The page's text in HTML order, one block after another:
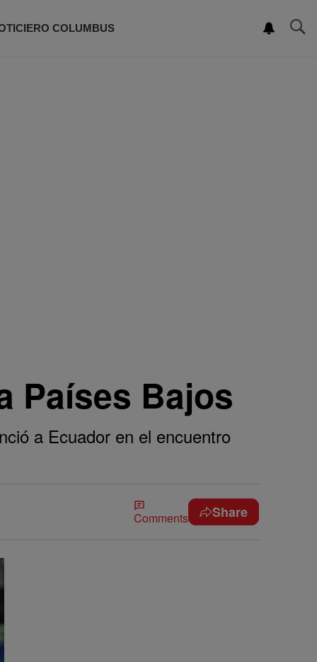
COLUMBUS
Países Bajos
a Ecuador en el encuentro
Comments Share